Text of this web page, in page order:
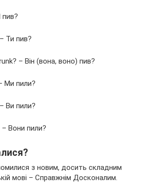
пив?
Ти пив?
– Він (вона, воно) пив?
Ми пили?
Ви пили?
Вони пили?
з новим, досить складним
мові – Справжнім Досконалим.